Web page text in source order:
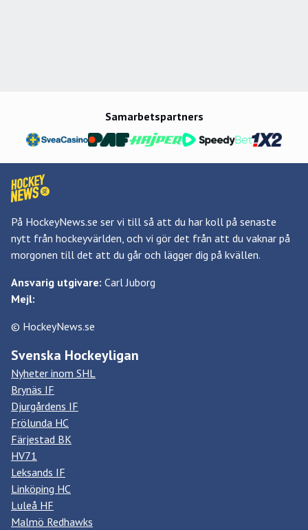
Samarbetspartners
På HockeyNews.se ser vi till så att du har koll på senaste
nytt från hockeyvärlden, och vi gör det från att du vaknar på
morgonen till det att du går och lägger dig på kvällen.
Ansvarig utgivare: Carl Juborg
Mejl:
© HockeyNews.se
Svenska Hockeyligan
Nyheter inom SHL
Brynäs IF
Djurgårdens IF
Frölunda HC
Färjestad BK
HV71
Leksands IF
Linköping HC
Luleå HF
Malmö Redhawks